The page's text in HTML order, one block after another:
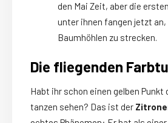
den Mai Zeit, aber die
unter ihnen fangen jetzt
Baumhöhlen zu strecken.
Die fliegenden
Habt ihr schon einen gelben
tanzen sehen? Das ist der